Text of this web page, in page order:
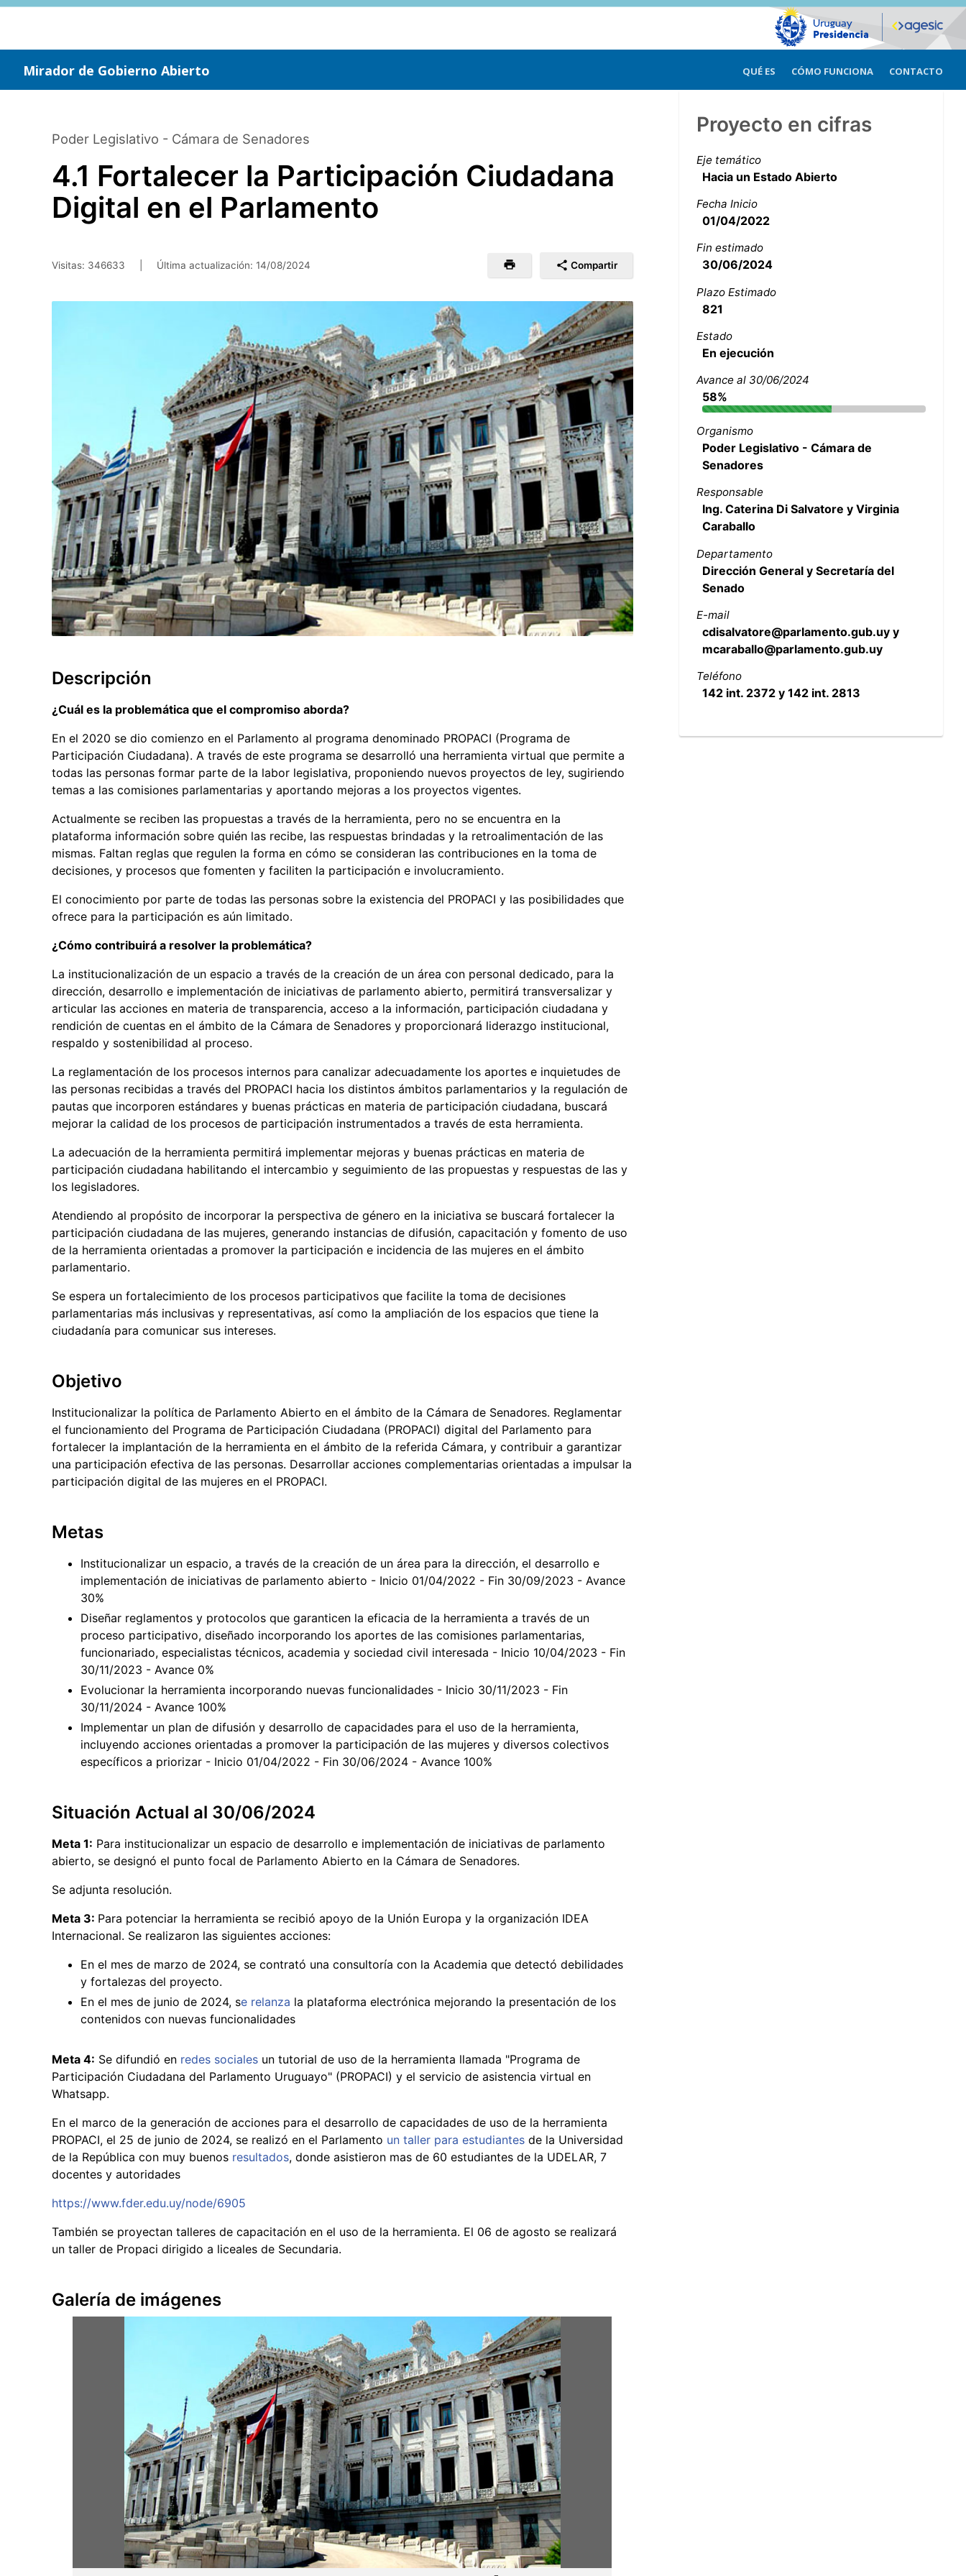
Saltar
Mirador de Gobierno Abierto QUÉ ES CÓMO FUNCIONA CONTACTO
Poder Legislativo - Cámara de Senadores
4.1 Fortalecer la Participación Ciudadana
Digital en el Parlamento
Visitas: 346633 Última actualización: 14/08/2024 Compartir
Descripción
¿Cuál es la problemática que el compromiso aborda?
En el 2020 se dio comienzo en el Parlamento al programa denominado PROPACI (Programa de
Participación Ciudadana). A través de este programa se desarrolló una herramienta virtual que permite a
todas las personas formar parte de la labor legislativa, proponiendo nuevos proyectos de ley, sugiriendo
temas a las comisiones parlamentarias y aportando mejoras a los proyectos vigentes.
Actualmente se reciben las propuestas a través de la herramienta, pero no se encuentra en la
plataforma información sobre quién las recibe, las respuestas brindadas y la retroalimentación de las
mismas. Faltan reglas que regulen la forma en cómo se consideran las contribuciones en la toma de
decisiones, y procesos que fomenten y faciliten la participación e involucramiento.
El conocimiento por parte de todas las personas sobre la existencia del PROPACI y las posibilidades que
ofrece para la participación es aún limitado.
¿Cómo contribuirá a resolver la problemática?
La institucionalización de un espacio a través de la creación de un área con personal dedicado, para la
dirección, desarrollo e implementación de iniciativas de parlamento abierto, permitirá transversalizar y
articular las acciones en materia de transparencia, acceso a la información, participación ciudadana y
rendición de cuentas en el ámbito de la Cámara de Senadores y proporcionará liderazgo institucional,
respaldo y sostenibilidad al proceso.
La reglamentación de los procesos internos para canalizar adecuadamente los aportes e inquietudes de
las personas recibidas a través del PROPACI hacia los distintos ámbitos parlamentarios y la regulación de
pautas que incorporen estándares y buenas prácticas en materia de participación ciudadana, buscará
mejorar la calidad de los procesos de participación instrumentados a través de esta herramienta.
La adecuación de la herramienta permitirá implementar mejoras y buenas prácticas en materia de
participación ciudadana habilitando el intercambio y seguimiento de las propuestas y respuestas de las y
los legisladores.
Atendiendo al propósito de incorporar la perspectiva de género en la iniciativa se buscará fortalecer la
participación ciudadana de las mujeres, generando instancias de difusión, capacitación y fomento de uso
de la herramienta orientadas a promover la participación e incidencia de las mujeres en el ámbito
parlamentario.
Se espera un fortalecimiento de los procesos participativos que facilite la toma de decisiones
parlamentarias más inclusivas y representativas, así como la ampliación de los espacios que tiene la
ciudadanía para comunicar sus intereses.
Objetivo
Institucionalizar la política de Parlamento Abierto en el ámbito de la Cámara de Senadores. Reglamentar
el funcionamiento del Programa de Participación Ciudadana (PROPACI) digital del Parlamento para
fortalecer la implantación de la herramienta en el ámbito de la referida Cámara, y contribuir a garantizar
una participación efectiva de las personas. Desarrollar acciones complementarias orientadas a impulsar la
participación digital de las mujeres en el PROPACI.
Metas
Institucionalizar un espacio, a través de la creación de un área para la dirección, el desarrollo e
implementación de iniciativas de parlamento abierto - Inicio 01/04/2022 - Fin 30/09/2023 - Avance
30%
Diseñar reglamentos y protocolos que garanticen la eficacia de la herramienta a través de un
proceso participativo, diseñado incorporando los aportes de las comisiones parlamentarias,
funcionariado, especialistas técnicos, academia y sociedad civil interesada - Inicio 10/04/2023 - Fin
30/11/2023 - Avance 0%
Evolucionar la herramienta incorporando nuevas funcionalidades - Inicio 30/11/2023 - Fin
30/11/2024 - Avance 100%
Implementar un plan de difusión y desarrollo de capacidades para el uso de la herramienta,
incluyendo acciones orientadas a promover la participación de las mujeres y diversos colectivos
específicos a priorizar - Inicio 01/04/2022 - Fin 30/06/2024 - Avance 100%
Situación Actual al 30/06/2024
Meta 1: Para institucionalizar un espacio de desarrollo e implementación de iniciativas de parlamento
abierto, se designó el punto focal de Parlamento Abierto en la Cámara de Senadores.
Se adjunta resolución.
Meta 3: Para potenciar la herramienta se recibió apoyo de la Unión Europa y la organización IDEA
Internacional. Se realizaron las siguientes acciones:
En el mes de marzo de 2024, se contrató una consultoría con la Academia que detectó debilidades
y fortalezas del proyecto.
En el mes de junio de 2024, se relanza la plataforma electrónica mejorando la presentación de los
contenidos con nuevas funcionalidades
Meta 4: Se difundió en redes sociales un tutorial de uso de la herramienta llamada "Programa de
Participación Ciudadana del Parlamento Uruguayo" (PROPACI) y el servicio de asistencia virtual en
Whatsapp.
En el marco de la generación de acciones para el desarrollo de capacidades de uso de la herramienta
PROPACI, el 25 de junio de 2024, se realizó en el Parlamento un taller para estudiantes de la Universidad
de la República con muy buenos resultados, donde asistieron mas de 60 estudiantes de la UDELAR, 7
docentes y autoridades
https://www.fder.edu.uy/node/6905
También se proyectan talleres de capacitación en el uso de la herramienta. El 06 de agosto se realizará
un taller de Propaci dirigido a liceales de Secundaria.
Galería de imágenes
Proyecto en cifras
Eje temático
Hacia un Estado Abierto
Fecha Inicio
01/04/2022
Fin estimado
30/06/2024
Plazo Estimado
821
Estado
En ejecución
Avance al 30/06/2024
58%
Organismo
Poder Legislativo - Cámara de
Senadores
Responsable
Ing. Caterina Di Salvatore y Virginia
Caraballo
Departamento
Dirección General y Secretaría del
Senado
E-mail
cdisalvatore@parlamento.gub.uy y
mcaraballo@parlamento.gub.uy
Teléfono
142 int. 2372 y 142 int. 2813